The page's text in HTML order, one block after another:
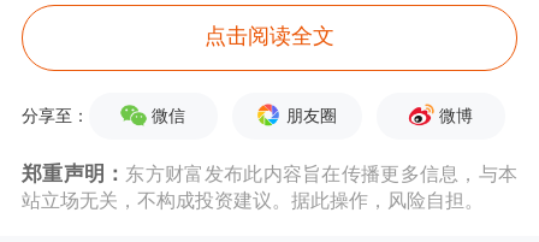
陕西华达 5月7日公告称，
5月6日至5月7
公司就以下问题进行了回复：投资者关
点击阅读全文
分享至： 微信 朋友圈 微博
郑重声明： 东方财富发布此内容旨在传播更多信息，与本
站立场无关，不构成投资建议。据此操作，风险自担。